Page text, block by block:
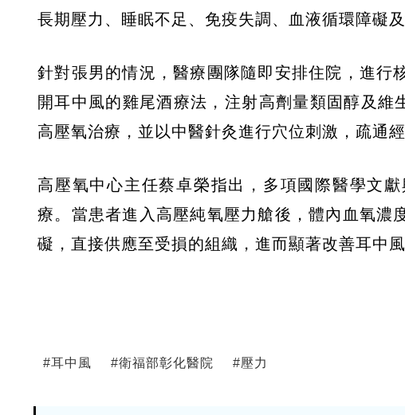
長期壓力、睡眠不足、免疫失調、血液循環障礙
針對張男的情況，醫療團隊隨即安排住院，進行
開耳中風的雞尾酒療法，注射高劑量類固醇及
高壓氧治療，並以中醫針灸進行穴位刺激，疏通經
高壓氧中心主任蔡卓榮指出，多項國際醫學文
療。當患者進入高壓純氧壓力艙後，體內血氧濃
礙，直接供應至受損的組織，進而顯著改善耳中
#耳中風 #衛福部彰化醫院 #壓力